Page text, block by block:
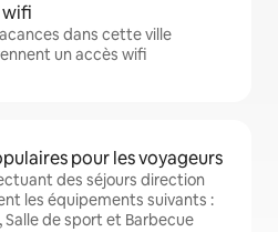
dans cette ville
un accès wifi
pour les voyageurs
des séjours direction
les équipements suivants :
de sport et Barbecue